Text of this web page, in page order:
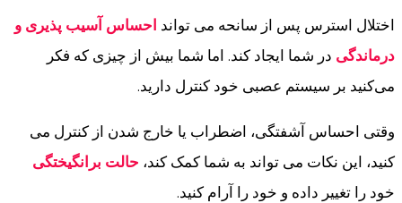
اختلال استرس پس از سانحه می تواند احساس آسیب پذیری و
درماندگی در شما ایجاد کند. اما شما بیش از چیزی که فکر
می‌کنید بر سیستم عصبی خود کنترل دارید.
وقتی احساس آشفتگی، اضطراب یا خارج شدن از کنترل می
کنید، این نکات می تواند به شما کمک کند، حالت برانگیختگی
خود را تغییر داده و خود را آرام کنید.